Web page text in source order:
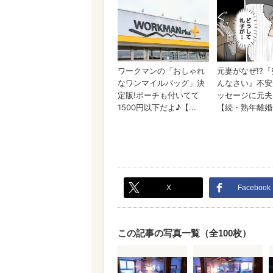
X Facebook
この記事の写真一覧（全100枚）